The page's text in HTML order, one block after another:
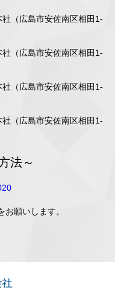
（広島市安佐南区相田1-
（広島市安佐南区相田1-
（広島市安佐南区相田1-
（広島市安佐南区相田1-
法～
願いします。